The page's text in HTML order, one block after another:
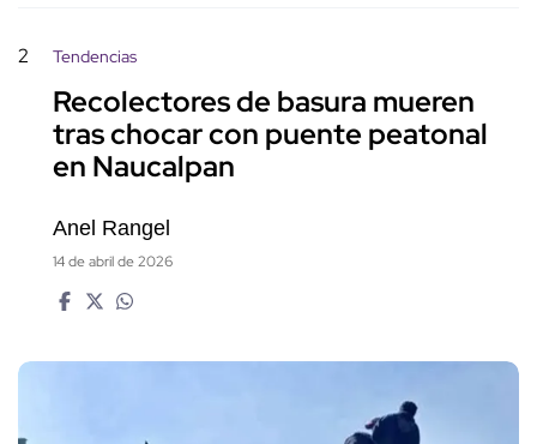
2 Tendencias
Recolectores de basura mueren
tras chocar con puente peatonal
en Naucalpan
Anel Rangel
14 de abril de 2026